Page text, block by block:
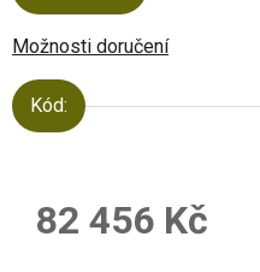
Možnosti doručení
Kód:
82 456 Kč